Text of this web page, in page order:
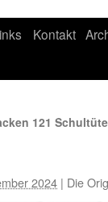
Kontakt
121
2024 | Die